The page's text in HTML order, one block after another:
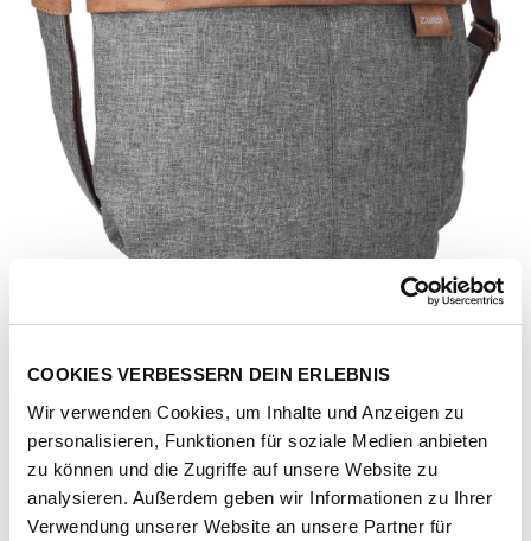
COOKIES VERBESSERN DEIN ERLEBNIS
Wir verwenden Cookies, um Inhalte und Anzeigen zu
personalisieren, Funktionen für soziale Medien anbieten
zu können und die Zugriffe auf unsere Website zu
analysieren. Außerdem geben wir Informationen zu Ihrer
Verwendung unserer Website an unsere Partner für
Artikel-Nr.121520-1031-1001